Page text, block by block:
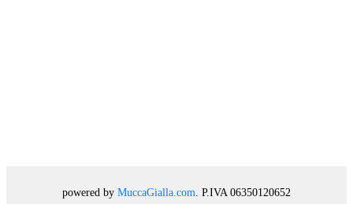
powered by MuccaGialla.com . P.IVA 06350120652